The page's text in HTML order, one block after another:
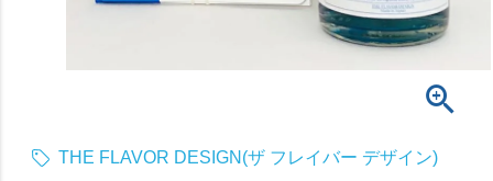
THE FLAVOR DESIGN(ザ フレイバー デザイン)